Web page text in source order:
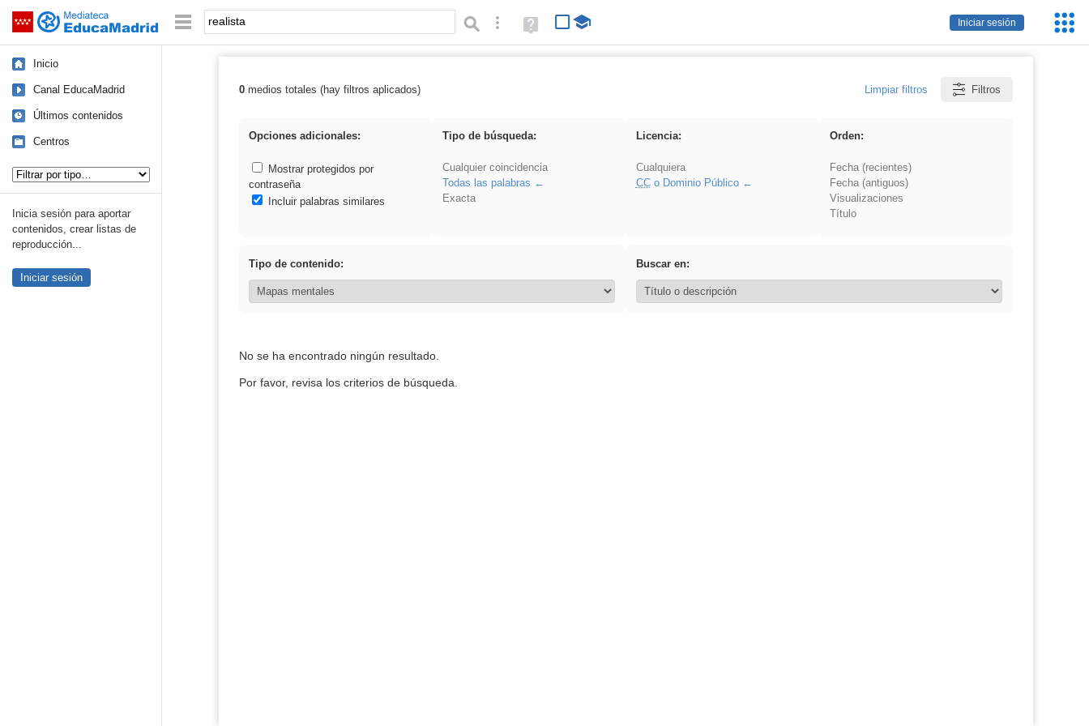
Saltar navegación
Iniciar sesión
Palabra o frase: Búsqueda avanzada
Ayuda
(en
Inicio
Canal EducaMadrid
Últimos contenidos
Centros
Inicia sesión para aportar
contenidos, crear listas de
reproducción...
Iniciar sesión
Resultados de: realista
0medios totales (hay filtros aplicados) Limpiar filtros Filtros
Opciones adicionales:
Mostrar protegidos por
contraseña
Incluir palabras similares
Tipo de búsqueda:
Cualquier coincidencia
Todas las palabras
Exacta
Licencia:
Cualquiera
CCo Dominio Público
Orden:
Fecha (recientes)
Fecha (antiguos)
Visualizaciones
Título
Tipo de contenido: Buscar en:
No se ha encontrado ningún resultado.
Por favor, revisa los criterios de búsqueda.